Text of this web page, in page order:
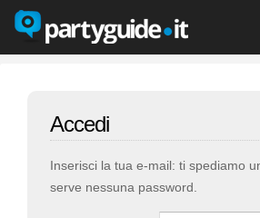
Accedi
Inserisci la tua e-mail: ti spediamo
serve nessuna password.